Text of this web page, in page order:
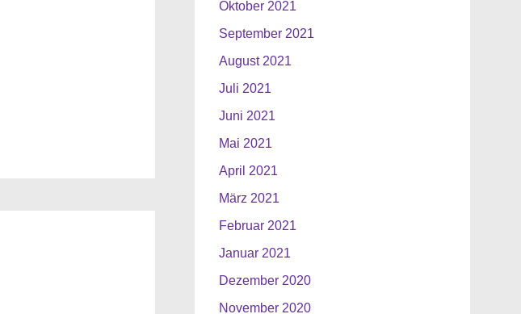
Oktober 2021
September 2021
August 2021
Juli 2021
Juni 2021
Mai 2021
April 2021
März 2021
Februar 2021
Januar 2021
Dezember 2020
November 2020